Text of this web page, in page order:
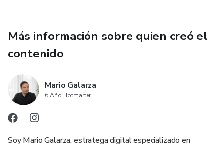
Más información sobre quien creó el
contenido
Mario Galarza
6 Año Hotmarter
Soy Mario Galarza, estratega digital especializado en